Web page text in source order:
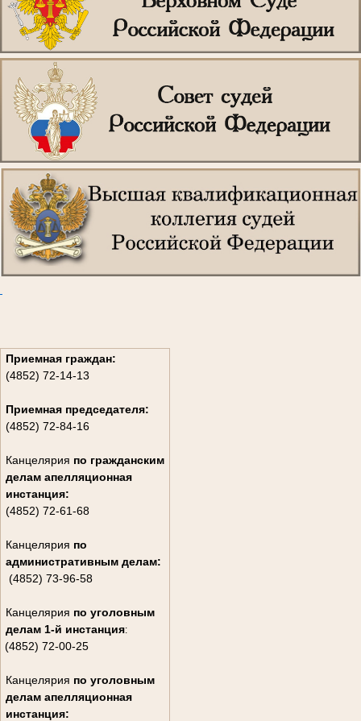
Приемная граждан:
(4852) 72-14-13
Приемная председателя:
(4852) 72-84-16
Канцелярия по гражданским
делам апелляционная
инстанция:
(4852) 72-61-68
Канцелярия по
административным делам:
(4852) 73-96-58
Канцелярия по уголовным
делам 1-й инстанция:
(4852) 72-00-25
Канцелярия по уголовным
делам апелляционная
инстанция: